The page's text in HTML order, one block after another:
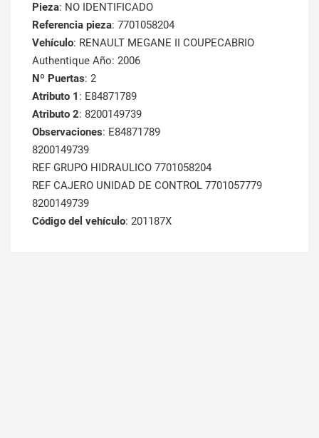
Pieza: NO IDENTIFICADO
Referencia pieza: 7701058204
Vehículo: RENAULT MEGANE II COUPECABRIO
Authentique Año: 2006
Nº Puertas: 2
Atributo 1 : E84871789
Atributo 2: 8200149739
Observaciones: E84871789
8200149739
REF GRUPO HIDRAULICO 7701058204
REF CAJERO UNIDAD DE CONTROL 7701057779
8200149739
Código del vehículo: 201187X